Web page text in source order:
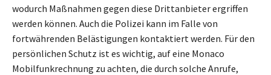
wodurch Maßnahmen gegen diese Drittanbieter ergriffen
werden können. Auch die Polizei kann im Falle von
fortwährenden Belästigungen kontaktiert werden. Für den
persönlichen Schutz ist es wichtig, auf eine Monaco
Mobilfunkrechnung zu achten, die durch solche Anrufe,